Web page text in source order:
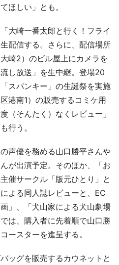
ほしい」とも。
大崎一番太郎と行く！フライ
配信する。さらに、配信場所
崎2）のビル屋上にカメラを
し放送」を生中継。登場20
スパンキー」の生誕祭を実施
港南1）の販売するコミケ用
（そんたく）なくレビュー」
行う。
声優を務める山口勝平さんや
が出演予定。そのほか、「お
催サークル「版元ひとり」と
よる同人誌レビューと、EC
」、「犬山家による犬山劇場
は、購入者に先着順で山口勝
ースターを進呈する。
ッグを販売するカウネットと